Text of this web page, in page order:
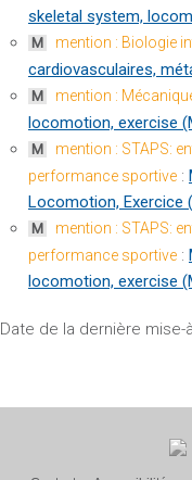
skeletal system,
M mention : Biologie
cardiovasculaires,
M mention :
locomotion, exercise
M
mention : STAPS:
performance sportive :
Locomotion, Exercice
M
mention : STAPS:
performance sportive :
locomotion, exercise
Date de la dernière mise-